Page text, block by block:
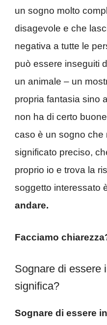
un sogno molto
disagevole e che
negativa a tutte le
può essere inseguiti
un animale – un
propria fantasia sino
non ha di certo
caso è un sogno che
significato preciso,
proprio io e trova la
soggetto interessato
andare.
Facciamo
Sognare di essere
significa?
Sognare di essere